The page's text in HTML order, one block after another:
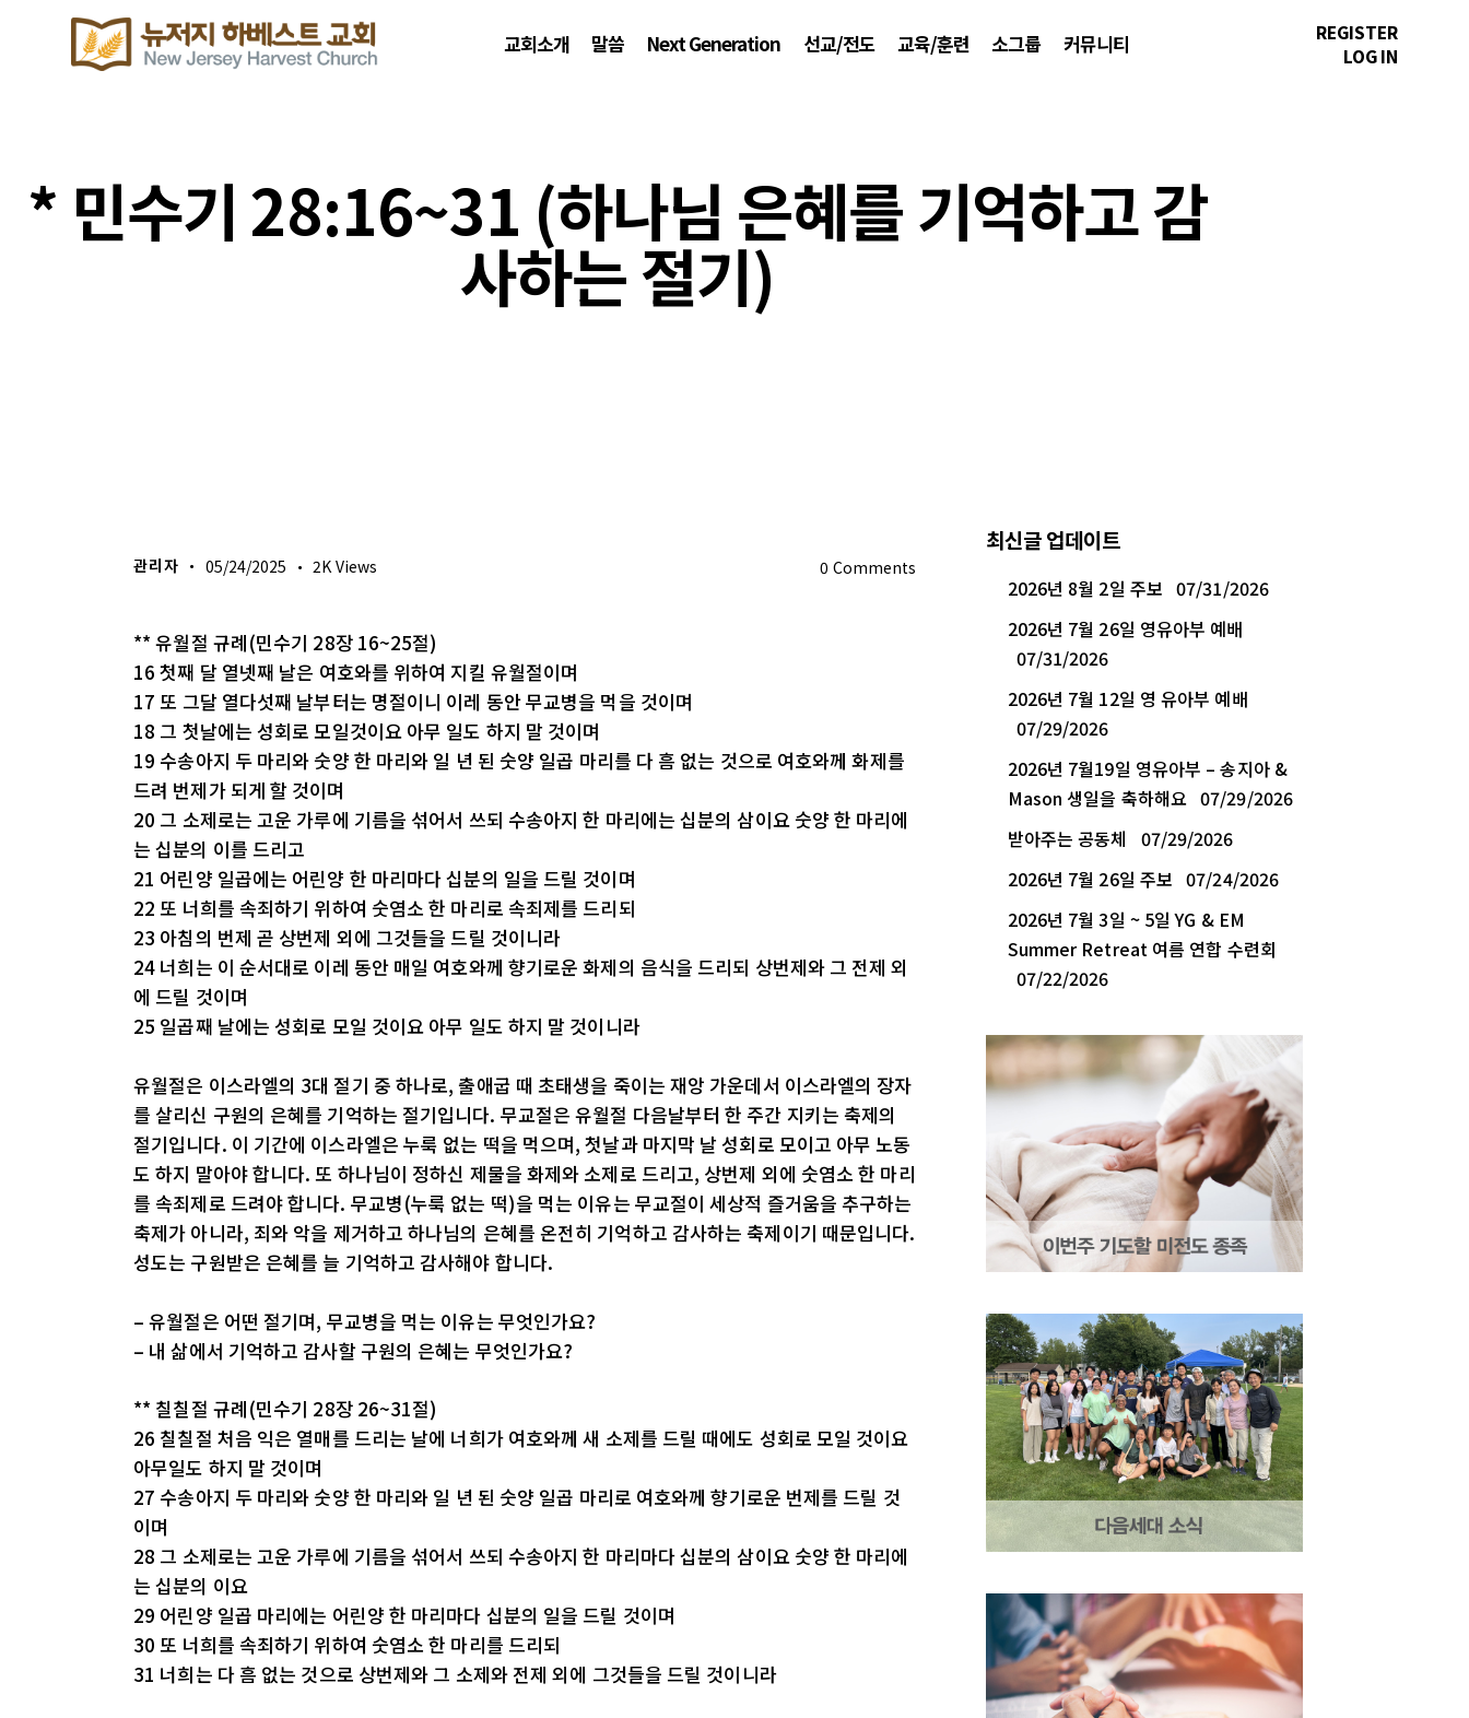
교회소개 말씀 Next Generation 선교/전도 교육/훈련 소그룹 커뮤니티
REGISTER
LOG IN
* 민수기 28:16~31 (하나님 은혜를 기억하고 감
사하는 절기)
관리자 05/24/2025 2K Views 0 Comments
** 유월절 규례(민수기 28장 16~25절)
16 첫째 달 열넷째 날은 여호와를 위하여 지킬 유월절이며
17 또 그달 열다섯째 날부터는 명절이니 이레 동안 무교병을 먹을 것이며
18 그 첫날에는 성회로 모일것이요 아무 일도 하지 말 것이며
19 수송아지 두 마리와 숫양 한 마리와 일 년 된 숫양 일곱 마리를 다 흠 없는 것으로 여호와께 화제를
드려 번제가 되게 할 것이며
20 그 소제로는 고운 가루에 기름을 섞어서 쓰되 수송아지 한 마리에는 십분의 삼이요 숫양 한 마리에
는 십분의 이를 드리고
21 어린양 일곱에는 어린양 한 마리마다 십분의 일을 드릴 것이며
22 또 너희를 속죄하기 위하여 숫염소 한 마리로 속죄제를 드리되
23 아침의 번제 곧 상번제 외에 그것들을 드릴 것이니라
24 너희는 이 순서대로 이레 동안 매일 여호와께 향기로운 화제의 음식을 드리되 상번제와 그 전제 외
에 드릴 것이며
25 일곱째 날에는 성회로 모일 것이요 아무 일도 하지 말 것이니라
유월절은 이스라엘의 3대 절기 중 하나로, 출애굽 때 초태생을 죽이는 재앙 가운데서 이스라엘의 장자
를 살리신 구원의 은혜를 기억하는 절기입니다. 무교절은 유월절 다음날부터 한 주간 지키는 축제의
절기입니다. 이 기간에 이스라엘은 누룩 없는 떡을 먹으며, 첫날과 마지막 날 성회로 모이고 아무 노동
도 하지 말아야 합니다. 또 하나님이 정하신 제물을 화제와 소제로 드리고, 상번제 외에 숫염소 한 마리
를 속죄제로 드려야 합니다. 무교병(누룩 없는 떡)을 먹는 이유는 무교절이 세상적 즐거움을 추구하는
축제가 아니라, 죄와 악을 제거하고 하나님의 은혜를 온전히 기억하고 감사하는 축제이기 때문입니다.
성도는 구원받은 은혜를 늘 기억하고 감사해야 합니다.
– 유월절은 어떤 절기며, 무교병을 먹는 이유는 무엇인가요?
– 내 삶에서 기억하고 감사할 구원의 은혜는 무엇인가요?
** 칠칠절 규례(민수기 28장 26~31절)
26 칠칠절 처음 익은 열매를 드리는 날에 너희가 여호와께 새 소제를 드릴 때에도 성회로 모일 것이요
아무일도 하지 말 것이며
27 수송아지 두 마리와 숫양 한 마리와 일 년 된 숫양 일곱 마리로 여호와께 향기로운 번제를 드릴 것
이며
28 그 소제로는 고운 가루에 기름을 섞어서 쓰되 수송아지 한 마리마다 십분의 삼이요 숫양 한 마리에
는 십분의 이요
29 어린양 일곱 마리에는 어린양 한 마리마다 십분의 일을 드릴 것이며
30 또 너희를 속죄하기 위하여 숫염소 한 마리를 드리되
31 너희는 다 흠 없는 것으로 상번제와 그 소제와 전제 외에 그것들을 드릴 것이니라
최신글 업데이트
2026년 8월 2일 주보 07/31/2026
2026년 7월 26일 영유아부 예배
07/31/2026
2026년 7월 12일 영 유아부 예배
07/29/2026
2026년 7월19일 영유아부 – 송지아 &
Mason 생일을 축하해요 07/29/2026
받아주는 공동체
07/29/2026
2026년 7월 26일 주보 07/24/2026
2026년 7월 3일 ~ 5일 YG & EM
Summer Retreat 여름 연합 수련회
07/22/2026